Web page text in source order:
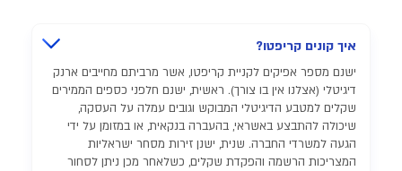
איך קונים קריפטו?
ישנם מספר אפיקים לקניית קריפטו, אשר מרביתם מחייבים ארנק
דיגיטלי (אצלנו אין בו צורך). ראשית, ישנם חלפני כספים הממירים
שקלים למטבע הדיגיטלי המבוקש וגובים עמלה על העסקה,
שיכולה להתבצע באשראי, בהעברה בנקאית, או במזומן על ידי
הגעה למשרדי החברה. שנית, ישנן זירות מסחר ישראליות
המצריכות הרשמה והפקדת שקלים, כשלאחר מכן ניתן לסחור